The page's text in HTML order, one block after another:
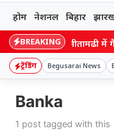
होम नेशनल बिहार
BREAKING
Bihar: सीतामढ़ी में
ट्रेंडिंग Begusarai News
Banka
1 post tagged with this